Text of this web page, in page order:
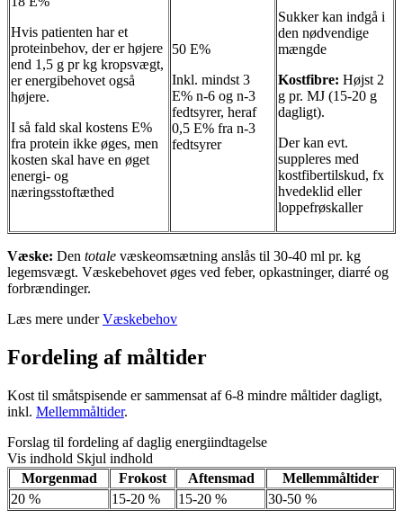
Hvis patienten har et
proteinbehov, der er højere
end 1,5 g pr kg kropsvægt,
er energibehovet også
højere.
I så fald skal kostens E%
fra protein ikke øges, men
kosten skal have en øget
energi- og
næringsstoftæthed
50 E%
Inkl. mindst 3
E% n-6 og n-3
fedtsyrer, heraf
0,5 E% fra n-3
fedtsyrer
Sukker kan indgå i
den nødvendige
mængde
Kostfibre: Højst 2
g pr. MJ (15-20 g
dagligt).
Der kan evt.
suppleres med
kostfibertilskud, fx
hvedeklid eller
loppefrøskaller
Væske: Den totale væskeomsætning anslås til 30-40 ml pr. kg
legemsvægt. Væskebehovet øges ved feber, opkastninger, diarré og
forbrændinger.
Læs mere underVæskebehov
Fordeling af måltider
Kost til småtspisende er sammensat af 6-8 mindre måltider dagligt,
inkl. Mellemmåltider.
Forslag til fordeling af daglig energiindtagelse
Vis indhold Skjul indhold
Morgenmad
Frokost Aftensmad
Mellemmåltider
20 %
15-20 % 15-20 % 30-50 %